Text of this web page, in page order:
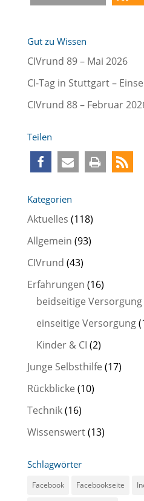
Gut zu Wissen
CIVrund 89 – Mai 2026
CI-Tag in Stuttgart –
CIVrund 88 – Februar
Teilen
Kategorien
Aktuelles (118)
Allgemein (93)
CIVrund (43)
Erfahrungen (16)
beidseitige Versorgung
einseitige Versorgung
Kinder & CI (2)
Junge Selbsthilfe (17)
Rückblicke (10)
Technik(16)
Wissenswert(13)
Schlagwörter
Facebook Facebookseite